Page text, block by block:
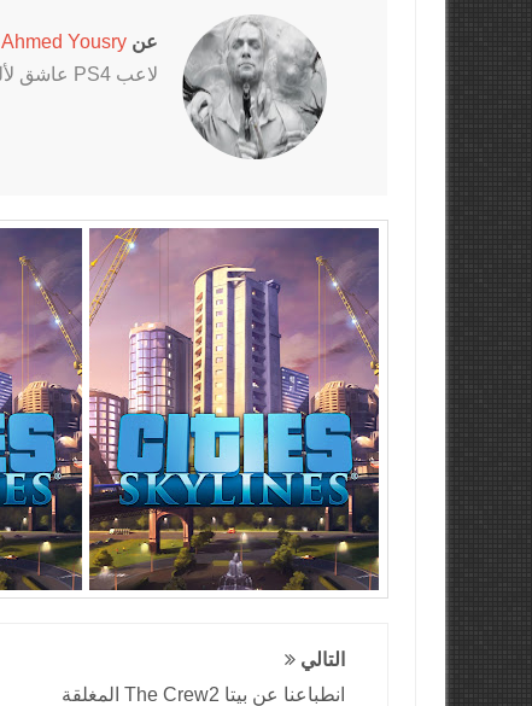
عن Ahmed Yousry
لاعب PS4 عاشق لألعاب الرعب خاصةً سلسلتي Outlast و The Evil Within
التالي
انطباعنا عن بيتا The Crew2 المغلقة